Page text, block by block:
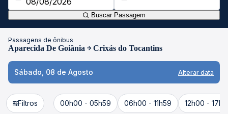
Buscar Passagem
Passagens de ônibus
Aparecida De Goiânia Crixás do Tocantins
Sábado, 08 de Agosto Alterar data
Filtros 00h00 - 05h59 06h00 - 11h59 12h00 -